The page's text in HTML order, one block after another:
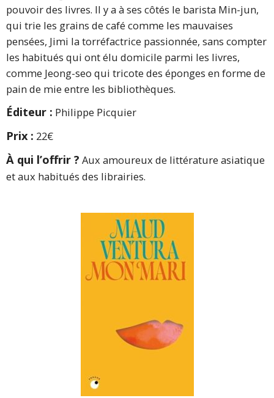
pouvoir des livres. Il y a à ses côtés le barista Min-jun,
qui trie les grains de café comme les mauvaises
pensées, Jimi la torréfactrice passionnée, sans compter
les habitués qui ont élu domicile parmi les livres,
comme Jeong-seo qui tricote des éponges en forme de
pain de mie entre les bibliothèques.
Éditeur : Philippe Picquier
Prix : 22€
À qui l’offrir ? Aux amoureux de littérature asiatique
et aux habitués des librairies.